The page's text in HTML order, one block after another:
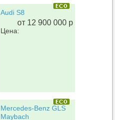
Audi S8
от 12 900 000 р
Цена:
Mercedes-Benz GLS
Maybach